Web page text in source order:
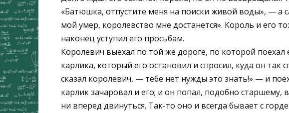
«Батюшка, отпустите меня на поиски живой воды», — а
мой умер, королевство мне достанется». Король и его
наконец уступил его просьбам.
Королевич выехал по той же дороге, по которой поехал
карлика, который его остановил и спросил, куда он
сказал королевич, — тебе нет нужды это знать!» — и
карлик зачаровал и его; и он попал, подобно старшему,
ни вперед двинуться. Так-то оно и всегда бывает с